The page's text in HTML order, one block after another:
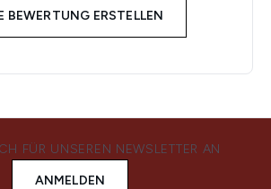
BEWERTUNG ERSTELLEN
FÜR UNSEREN NEWSLETTER AN
ANMELDEN